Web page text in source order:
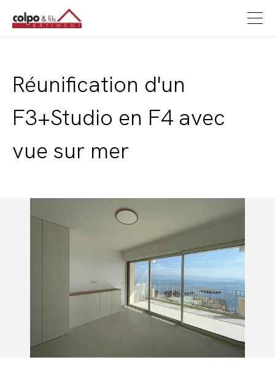
Réunification d'un
F3+Studio en F4 avec
vue sur mer